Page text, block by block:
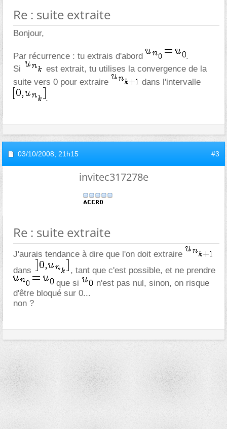
Re : suite extraite
Bonjour,
Par récurrence : tu extrais d'abord
.
Si
est extrait, tu utilises la convergence de la
suite vers 0 pour extraire
dans l'intervalle
.
03/10/2008, 21h15 #3
invitec317278e
Re : suite extraite
J'aurais tendance à dire que l'on doit extraire
dans
, tant que c'est possible, et ne prendre
que si
n'est pas nul, sinon, on risque
d'être bloqué sur 0...
non ?